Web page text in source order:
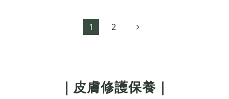
1 2
｜皮膚修護保養｜